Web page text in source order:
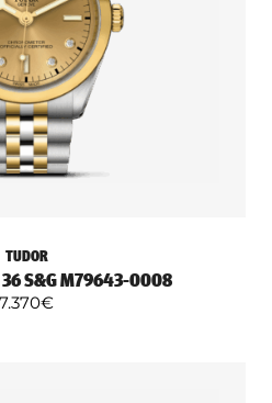
TUDOR
36 S&G M79643-0008
7.370€